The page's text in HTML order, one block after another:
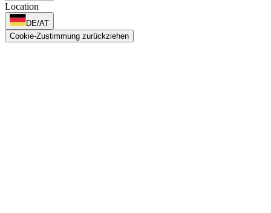
Location
DE/AT
Cookie-Zustimmung zurückziehen